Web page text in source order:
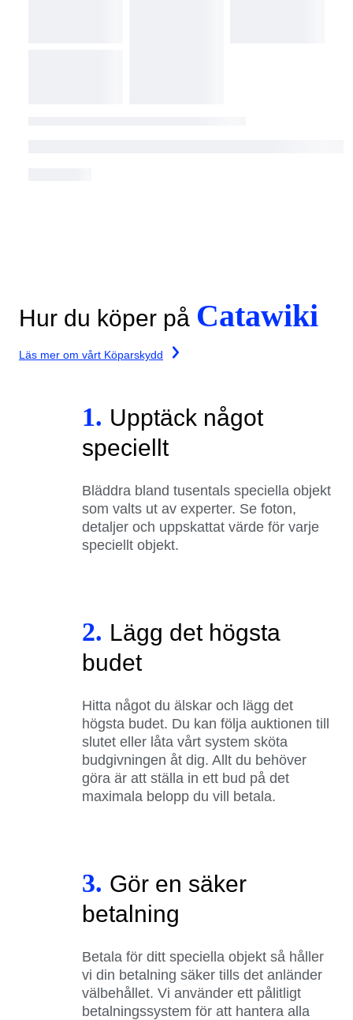
Hur du köper på Catawiki
Läs mer om vårt Köparskydd
1. Upptäck något
speciellt
Bläddra bland tusentals speciella objekt
som valts ut av experter. Se foton,
detaljer och uppskattat värde för varje
speciellt objekt.
2. Lägg det högsta
budet
Hitta något du älskar och lägg det
högsta budet. Du kan följa auktionen till
slutet eller låta vårt system sköta
budgivningen åt dig. Allt du behöver
göra är att ställa in ett bud på det
maximala belopp du vill betala.
3. Gör en säker
betalning
Betala för ditt speciella objekt så håller
vi din betalning säker tills det anländer
välbehållet. Vi använder ett pålitligt
betalningssystem för att hantera alla